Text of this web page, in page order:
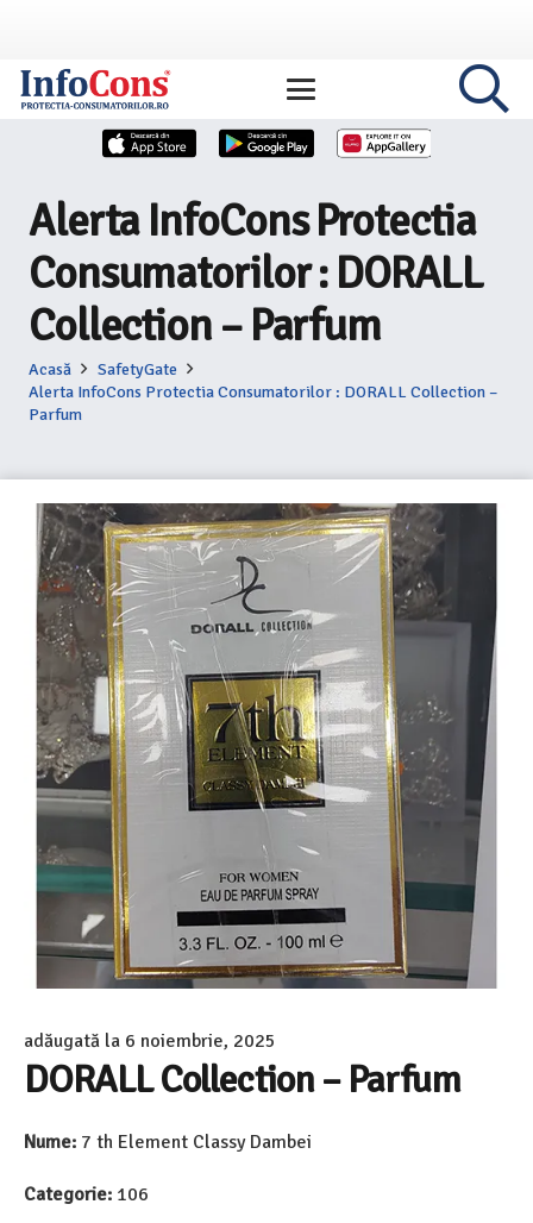
Alerta InfoCons Protectia
Consumatorilor : DORALL
Collection – Parfum
Acasă
SafetyGate
Alerta InfoCons Protectia Consumatorilor : DORALL Collection –
Parfum
adăugată la 6 noiembrie, 2025
DORALL Collection – Parfum
Nume: 7 th Element Classy Dambei
Categorie: 106